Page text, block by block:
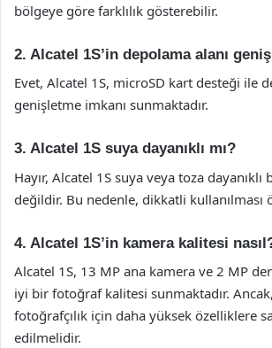
bölgeye göre farklılık gösterebilir.
2. Alcatel 1S’in depolama alanı
Evet, Alcatel 1S, microSD kart desteği ile
genişletme imkanı sunmaktadır.
3. Alcatel 1S suya dayanıklı mı?
Hayır, Alcatel 1S suya veya toza dayanıklı
değildir. Bu nedenle, dikkatli kullanılması
4. Alcatel 1S’in kamera kalitesi
Alcatel 1S, 13 MP ana kamera ve 2 MP
iyi bir fotoğraf kalitesi sunmaktadır.
fotoğrafçılık için daha yüksek özelliklere
edilmelidir.